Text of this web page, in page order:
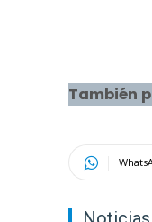
También